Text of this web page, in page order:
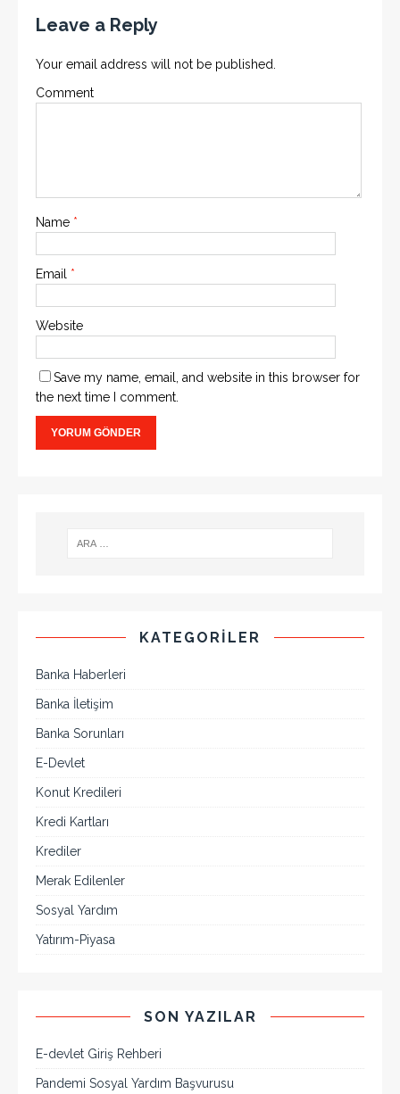
Leave a Reply
Your email address will not be published.
Comment
Name *
Email *
Website
Save my name, email, and website in this browser for
the next time I comment.
KATEGORILER
Banka Haberleri
Banka İletişim
Banka Sorunları
E-Devlet
Konut Kredileri
Kredi Kartları
Krediler
Merak Edilenler
Sosyal Yardım
Yatırım-Piyasa
SON YAZILAR
E-devlet Giriş Rehberi
Pandemi Sosyal Yardım Başvurusu